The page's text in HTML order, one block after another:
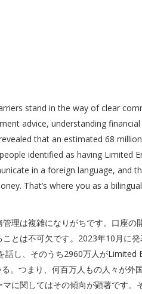
stand in the way of clear
advice, understanding
that an estimated 68
identified as having Limited
in a foreign language, and
That’s where you as a
理は複雑になりがちです。口座の
とは不可欠です。2023年10月に
話し、そのうち2960万人がLimited
。つまり、何百万人もの人々が外
に関してはその傾向が顕著です。